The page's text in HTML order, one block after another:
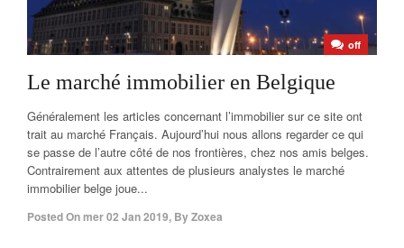
off
Le marché immobilier en Belgique
Généralement les articles concernant l’immobilier sur ce site ont
trait au marché Français. Aujourd’hui nous allons regarder ce qui
se passe de l’autre côté de nos frontières, chez nos amis belges.
Contrairement aux attentes de plusieurs analystes le marché
immobilier belge joue...
Posted Onmer 02 Jan 2019, ByZoxea